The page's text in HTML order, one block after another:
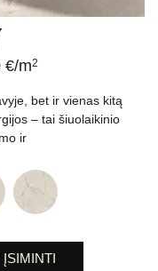
€/m2
bet ir vienas kitą
– tai šiuolaikinio
ir
ĮSIMINTI